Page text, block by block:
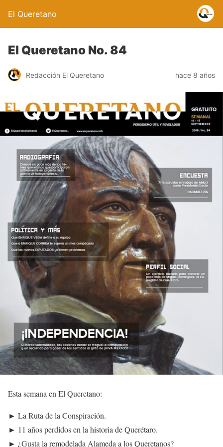
El Queretano
El Queretano No. 84
Redacción El Queretano hace 8 años
Esta semana en El Queretano:
► La Ruta de la Conspiración.
► 11 años perdidos en la historia de Querétaro.
► ¿Gusta la remodelada Alameda a los Queretanos?